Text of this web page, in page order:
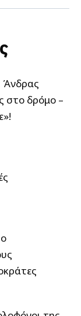
Άνδρας
στο δρόμο –